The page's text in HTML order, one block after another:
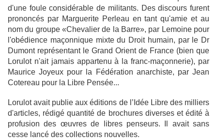
d'une foule considérable de militants. Des discours furent
prononcés par Marguerite Perleau en tant qu'amie et au
nom du groupe «Chevalier de la Barre», par Lemoine pour
l'obédience maçonnique mixte du Droit humain, par le Dr
Dumont représentant le Grand Orient de France (bien que
Lorulot n'ait jamais appartenu à la franc-maçonnerie), par
Maurice Joyeux pour la Fédération anarchiste, par Jean
Cotereau pour la Libre Pensée...
Lorulot avait publie aux éditions de l’Idée Libre des milliers
d'articles, rédigé quantité de brochures diverses et édité à
profusion des œuvres de libres penseurs. Il avait sans
cesse lancé des collections nouvelles.